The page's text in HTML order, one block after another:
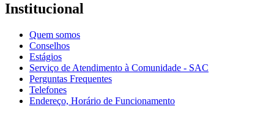
Institucional
Quem somos
Conselhos
Estágios
Serviço de Atendimento à Comunidade - SAC
Perguntas Frequentes
Telefones
Endereço, Horário de Funcionamento